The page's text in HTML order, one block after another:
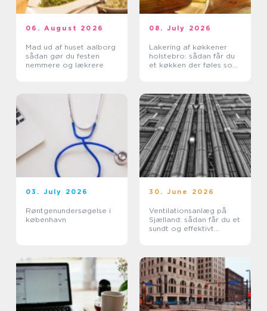
06. August 2026
Mad ud af huset aalborg
sådan gør du festen
nemmere og lækrere
08. July 2026
Lakering af køkkener
holstebro: sådan får du
et køkken der føles som
03. July 2026
Røntgenundersøgelse i
københavn
30. June 2026
Ventilationsanlæg på
Sjælland: sådan får du et
sundt og effektivt